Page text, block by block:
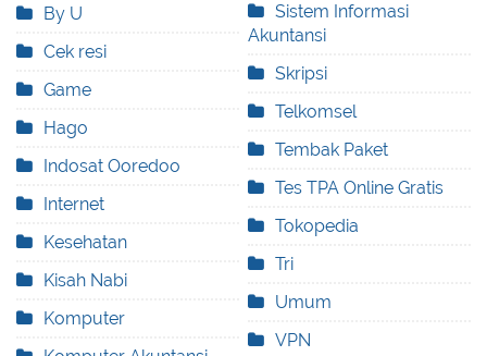
By U
Cek resi
Game
Hago
Indosat Ooredoo
Internet
Kesehatan
Kisah Nabi
Komputer
Sistem Informasi
Akuntansi
Skripsi
Telkomsel
Tembak Paket
Tes TPA Online Gratis
Tokopedia
Tri
Umum
VPN